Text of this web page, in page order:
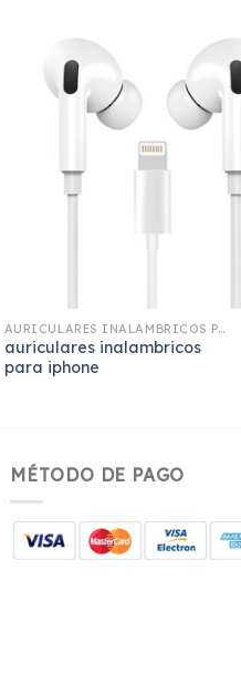
AURICULARES INALAMBRICOS PARA IPHONE
auriculares inalambricos
para iphone
MÉTODO DE PAGO